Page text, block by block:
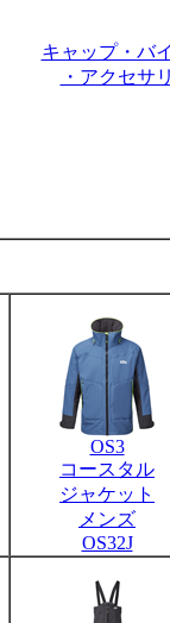
キャップ・バ
・アクセサ
OS3
コースタル
ジャケット
メンズ
OS32J